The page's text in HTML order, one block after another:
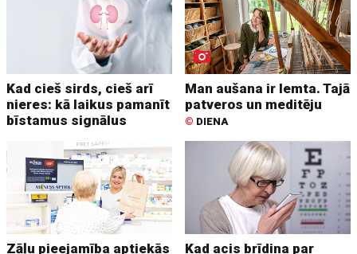
Kad cieš sirds, cieš arī
nieres: kā laikus pamanīt
bīstamus signālus
Man aušana ir lemta. Tajā
patveros un meditēju
© DIENA
Zāļu pieejamība aptiekās
Kad acis brīdina par